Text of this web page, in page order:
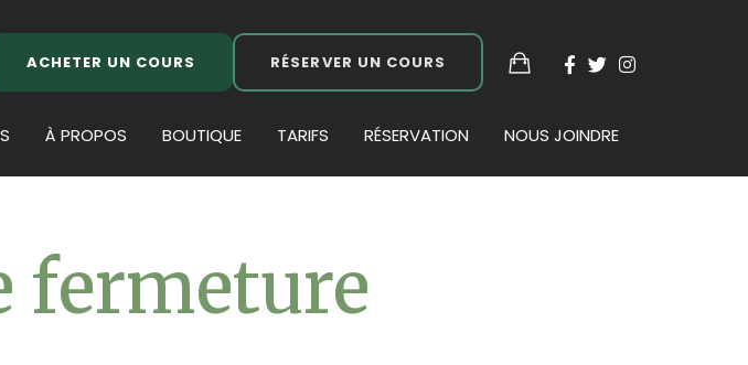
ACHETER UN COURS RÉSERVER UN COURS
À PROPOS BOUTIQUE TARIFS RÉSERVATION NOUS JOINDRE
fermeture